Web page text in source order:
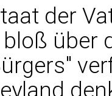
der
über